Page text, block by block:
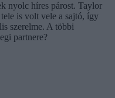
nyolc híres párost. Taylor
is volt vele a sajtó, így
szerelme. A többi
partnere?